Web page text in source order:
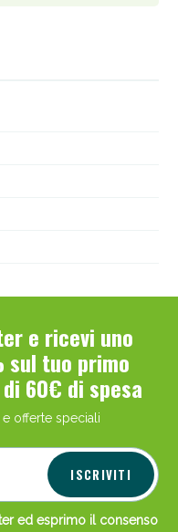
e ricevi uno
tuo primo
60€ di spesa
offerte speciali
ISCRIVITI
ed esprimo il consenso